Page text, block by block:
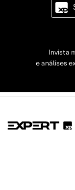
Invista
e análises